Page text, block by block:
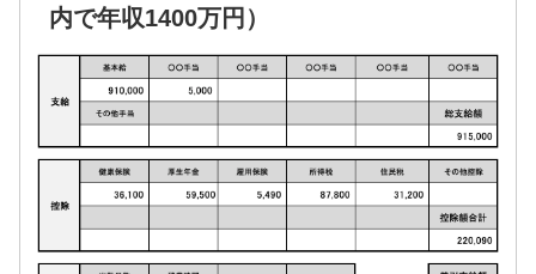
内で年収1400万円）